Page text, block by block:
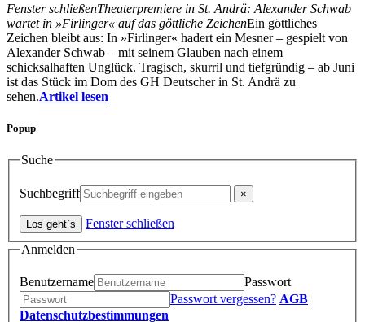
Fenster schließenTheaterpremiere in St. Andrä: Alexander Schwab
wartet in »Firlinger« auf das göttliche ZeichenEin göttliches
Zeichen bleibt aus: In »Firlinger« hadert ein Mesner – gespielt von
Alexander Schwab – mit seinem Glauben nach einem
schicksalhaften Unglück. Tragisch, skurril und tiefgründig – ab Juni
ist das Stück im Dom des GH Deutscher in St. Andrä zu
sehen.Artikel lesen
Popup
Suche
Suchbegriff
Fenster schließen
Anmelden
Benutzername
Passwort
Passwort vergessen? AGB
Datenschutzbestimmungen